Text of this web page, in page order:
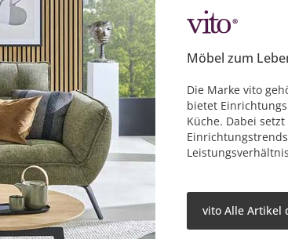
Möbel zum
Die Marke vito
bietet
Küche. Dabei
vito Alle Artikel